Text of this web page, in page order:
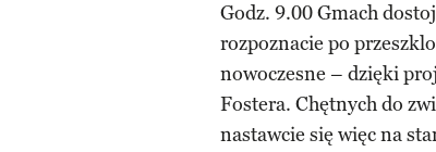
Godz. 9.00 Gmach
rozpoznacie po
nowoczesne – dzięki
Fostera. Chętnych do
nastawcie się więc na